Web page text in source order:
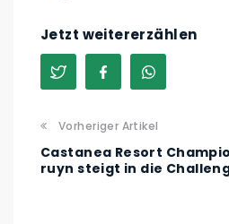
Jetzt weitererzählen
Vorheriger Artikel
Castanea Resort
ruyn steigt in die